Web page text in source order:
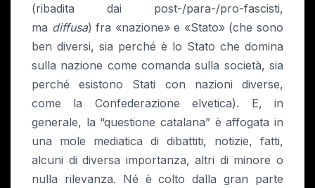
(ribadita dai post-/para-/pro-fascisti,
ma diffusa) fra «nazione» e «Stato» (che sono
ben diversi, sia perché è lo Stato che domina
sulla nazione come comanda sulla società, sia
perché esistono Stati con nazioni diverse,
come la Confederazione elvetica). E, in
generale, la “questione catalana” è affogata in
una mole mediatica di dibattiti, notizie, fatti,
alcuni di diversa importanza, altri di minore o
nulla rilevanza. Né è colto dalla gran parte